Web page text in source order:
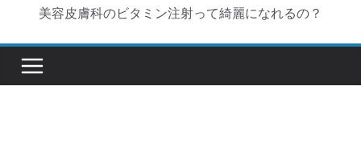
キ
美容皮膚科のビタミン注射って綺麗になれるの？